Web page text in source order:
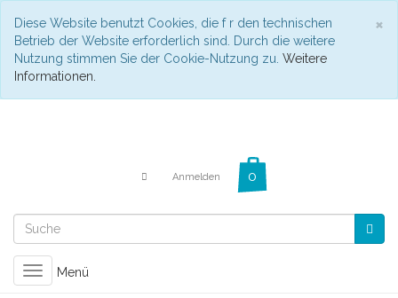
×
Diese Website benutzt Cookies, die f r den technischen
Betrieb der Website erforderlich sind. Durch die weitere
Nutzung stimmen Sie der Cookie-Nutzung zu. Weitere
Informationen.
Anmelden
Toggle
navigation
Menü